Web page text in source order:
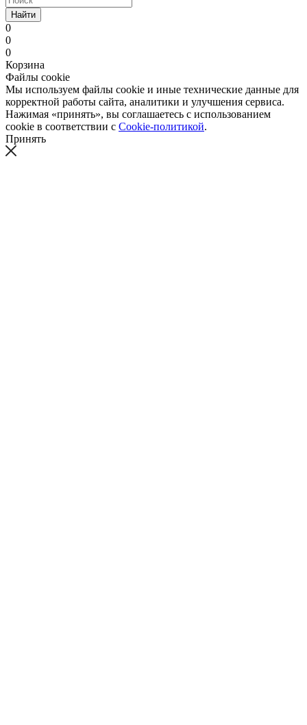
Найти
0
0
0
Корзина
Файлы cookie
Мы используем файлы cookie и иные технические данные для
корректной работы сайта, аналитики и улучшения сервиса.
Нажимая «принять», вы соглашаетесь с использованием
cookie в соответствии с Cookie-политикой.
Принять